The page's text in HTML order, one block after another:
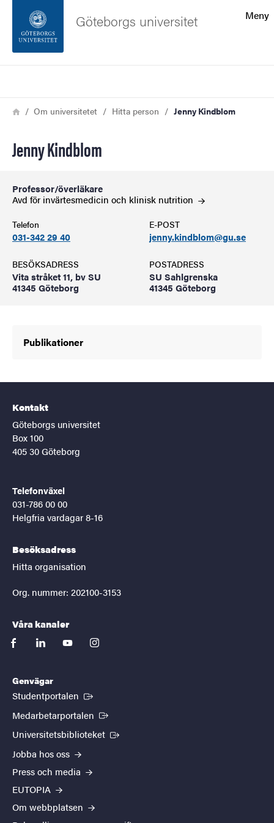
Sidfoten
Meny
Göteborgs universitet
Länkstig
HemOm universitetet Hitta person Jenny Kindblom
Jenny Kindblom
Professor/överläkare
Avd för invärtesmedicin och klinisk nutrition
Telefon
031-342 29 40
E-POST
jenny.kindblom@gu.se
BESÖKSADRESS
Vita stråket 11, bv SU
41345 Göteborg
POSTADRESS
SU Sahlgrenska
41345 Göteborg
Publikationer
Kontakt
Göteborgs universitet
Box 100
405 30 Göteborg
Telefonväxel
031-786 00 00
Helgfria vardagar 8-16
Besöksadress
Hitta organisation
Org. nummer: 202100-3153
Våra kanaler
facebooklinkedinyoutubeinstagram
Genvägar
Studentportalen (Extern länk)
Medarbetarportalen (Extern länk)
Universitetsbiblioteket (Extern länk)
Jobba hos oss
Press och media
EUTOPIA
Om webbplatsen